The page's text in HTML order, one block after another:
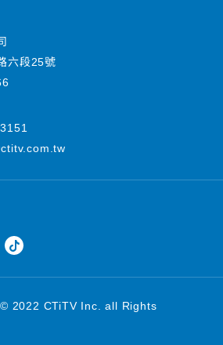
六段25號
© 2022 CTiTV Inc. all Rights